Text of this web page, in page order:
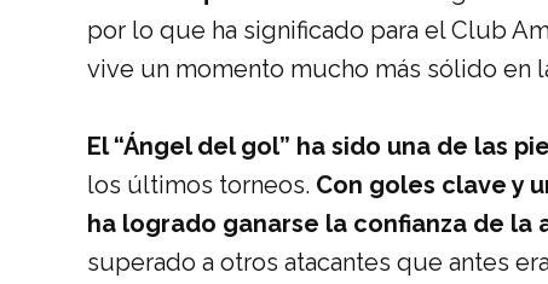
por lo que ha significado para el Club
vive un momento mucho más sólido en
El “Ángel del gol” ha sido una de las
los últimos torneos. Con goles clave y
ha logrado ganarse la confianza de la
superado a otros atacantes que antes